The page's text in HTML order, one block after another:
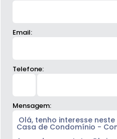
Email:
Telefone:
Mensagem: